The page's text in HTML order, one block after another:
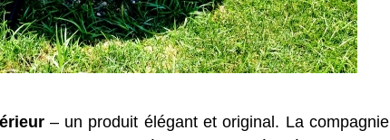
– un produit élégant et original. La compagnie